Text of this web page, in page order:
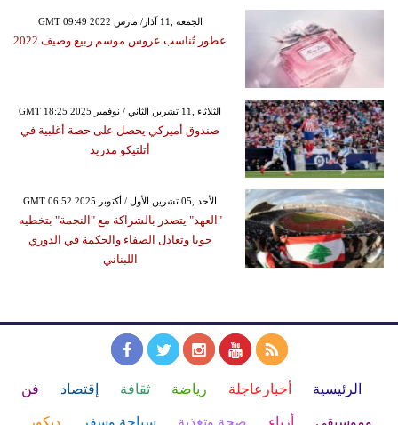
GMT 09:49 2022 الجمعة ,11 آذار/ مارس
عطور تُناسب عروس موسم ربيع وصيف 2022
GMT 18:25 2025 الثلاثاء ,11 تشرين الثاني / نوفمبر
صندوق أميركي يحصل على حصة أغلبية في
أتلتيكو مدريد
GMT 06:52 2025 الأحد ,05 تشرين الأول / أكتوبر
"العهد" يتصدر بالشراكة مع "النجمة" بتخطيه
جويا وتعادل الصفاء والحكمة في الدوري
اللبناني
الرئيسية أخبارعاجلة رياضة ثقافة إقتصاد فن
وموسيقى أزياء صحة وتغذية سياحة وسفر ديكور